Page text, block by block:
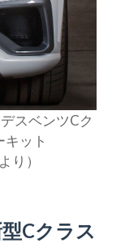
スベンツCク
ット
り）
Cクラス